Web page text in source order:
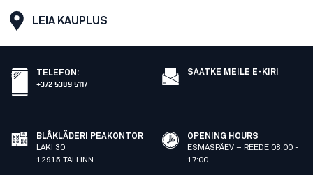
LEIA KAUPLUS
TELEFON :
+372 5309 5117
SAATKE MEILE E-KIRI
BLÅKLÄDERI PEAKONTOR
LAKI 30
12915 TALLINN
OPENING HOURS
ESMASPÄEV – REEDE 08:00 -
17:00